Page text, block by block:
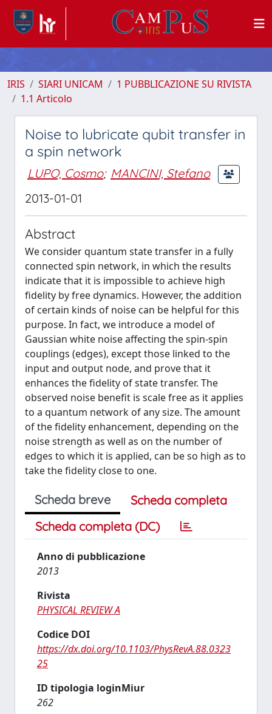
IRIS SIARI UNICAM
1 PUBBLICAZIONE SU RIVISTA
1.1 Articolo
Noise to lubricate qubit transfer in
a spin network
LUPO, Cosmo; MANCINI, Stefano
2013-01-01
Abstract
We consider quantum state transfer in a fully
connected spin network, in which the results
indicate that it is impossible to achieve high
fidelity by free dynamics. However, the addition
of certain kinds of noise can be helpful for this
purpose. In fact, we introduce a model of
Gaussian white noise affecting the spin-spin
couplings (edges), except those linked to the
input and output node, and prove that it
enhances the fidelity of state transfer. The
observed noise benefit is scale free as it applies
to a quantum network of any size. The amount
of the fidelity enhancement, depending on the
noise strength as well as on the number of
edges to which it is applied, can be so high as to
take the fidelity close to one.
Scheda breve
Scheda completa
Scheda completa (DC)
Anno di pubblicazione
2013
Rivista
PHYSICAL REVIEW A
Codice DOI
https://dx.doi.org/10.1103/PhysRevA.88.0323
25
ID tipologia loginMiur
262